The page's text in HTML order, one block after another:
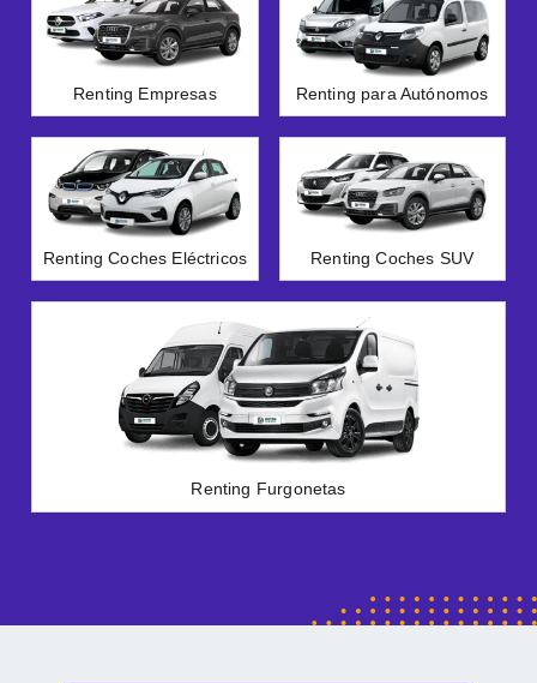
Renting Empresas Renting para Autónomos
Renting Coches Eléctricos Renting Coches SUV
Renting Furgonetas